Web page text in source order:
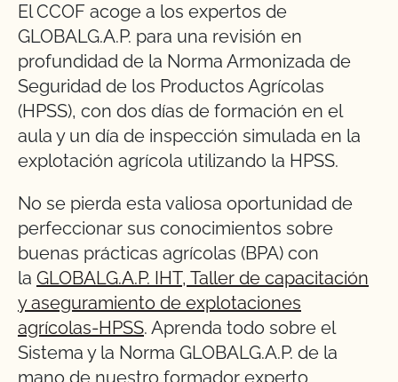
El CCOF acoge a los expertos de
GLOBALG.A.P. para una revisión en
profundidad de la Norma Armonizada de
Seguridad de los Productos Agrícolas
(HPSS), con dos días de formación en el
aula y un día de inspección simulada en la
explotación agrícola utilizando la HPSS.
No se pierda esta valiosa oportunidad de
perfeccionar sus conocimientos sobre
buenas prácticas agrícolas (BPA) con
la GLOBALG.A.P. IHT, Taller de capacitación
y aseguramiento de explotaciones
agrícolas-HPSS. Aprenda todo sobre el
Sistema y la Norma GLOBALG.A.P. de la
mano de nuestro formador experto